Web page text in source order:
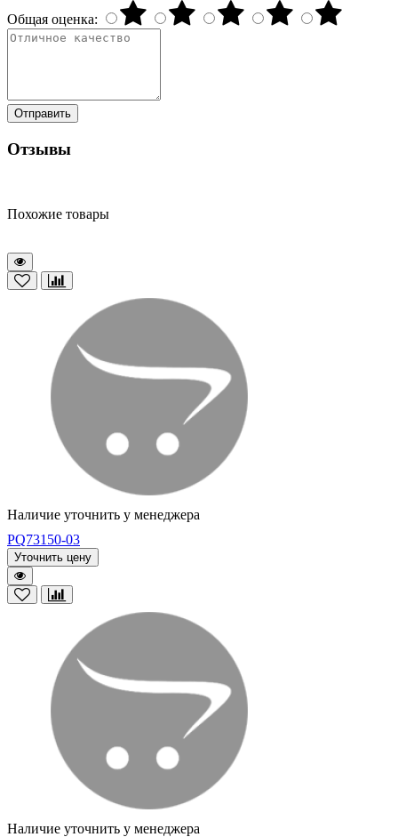
Общая оценка:
Отправить
Отзывы
Похожие товары
Наличие уточнить у менеджера
PQ73150-03
Уточнить цену
Наличие уточнить у менеджера